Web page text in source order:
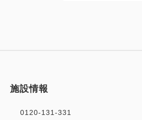
施設情報
0120-131-331